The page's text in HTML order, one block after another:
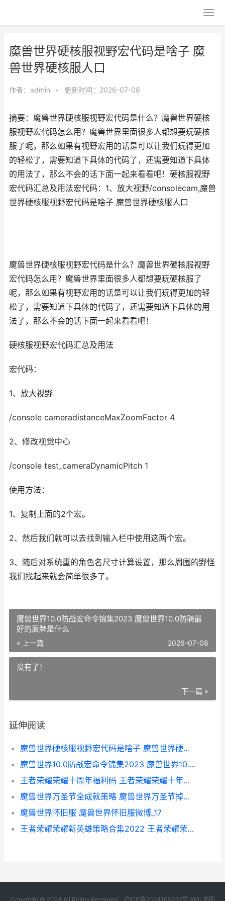
魔兽世界硬核服视野宏代码是啥子 魔
兽世界硬核服人口
作者： admin • 更新时间：2026-07-08
摘要：魔兽世界硬核服视野宏代码是什么？魔兽世界硬核
服视野宏代码怎么用？魔兽世界里面很多人都想要玩硬核
服了呢，那么如果有视野宏用的话是可以让我们玩得更加
的轻松了，需要知道下具体的代码了，还需要知道下具体
的用法了，那么不会的话下面一起来看看吧！硬核服视野
宏代码汇总及用法宏代码：1、放大视野/consolecam,魔兽
世界硬核服视野宏代码是啥子 魔兽世界硬核服人口
魔兽世界硬核服视野宏代码是什么？魔兽世界硬核服视野
宏代码怎么用？魔兽世界里面很多人都想要玩硬核服了
呢，那么如果有视野宏用的话是可以让我们玩得更加的轻
松了，需要知道下具体的代码了，还需要知道下具体的用
法了，那么不会的话下面一起来看看吧！
硬核服视野宏代码汇总及用法
宏代码：
1、放大视野
/console cameradistanceMaxZoomFactor 4
2、修改视觉中心
/console test_cameraDynamicPitch 1
使用方法：
1、复制上面的2个宏。
2、然后我们就可以去找到输入栏中使用这两个宏。
3、随后对系统重的角色名尺寸计算设置，那么周围的野怪
我们找起来就会简单很多了。
魔兽世界10.0防战宏命令锦集2023 魔兽世界10.0防骑最
好的盾牌是什么
« 上一篇 2026-07-08
没有了！
下一篇 »
延伸阅读
魔兽世界硬核服视野宏代码是啥子 魔兽世界硬核服人口
魔兽世界10.0防战宏命令锦集2023 魔兽世界10.0防骑最好的盾牌是什么
王者荣耀荣耀十周年福利码 王者荣耀荣耀十年玩家称号
魔兽世界万圣节全成就策略 魔兽世界万圣节掉落一览表
魔兽世界怀旧服 魔兽世界怀旧服微博_17
王者荣耀荣耀新英雄策略合集2022 王者荣耀荣耀新皮肤
Copyright © 2024 All Rights Reserved. 沪ICP备2024105632号 XML地图